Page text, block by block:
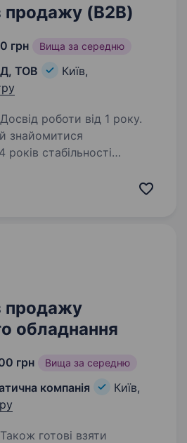
(B2B)
грн Вища за середню
ТОВ
Київ,
роботи від 1 року.
стабільності
довіряють клієнти — і
продажу
обладнання
грн Вища за середню
компанія
Київ,
готові взяти